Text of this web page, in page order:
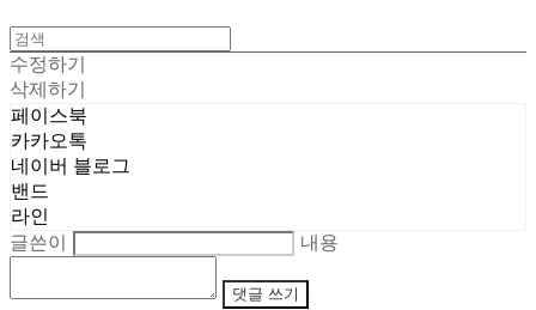
수정하기
삭제하기
페이스북
카카오톡
네이버 블로그
밴드
라인
글쓴이 내용
댓글 쓰기